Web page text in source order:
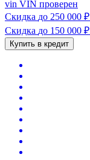
vin VIN проверен
Скидка до 250 000 ₽
Скидка до 150 000 ₽
Купить в кредит